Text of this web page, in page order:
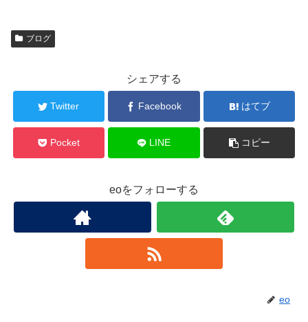
ブログ
シェアする
Twitter Facebook はてブ
Pocket LINE コピー
eoをフォローする
eo